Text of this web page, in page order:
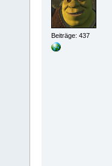
Beiträge: 437